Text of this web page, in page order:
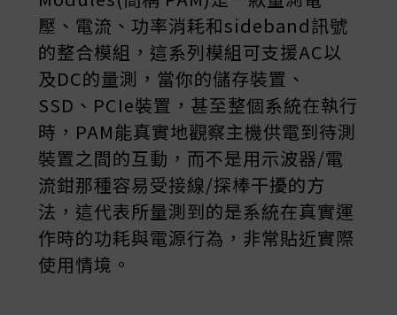
壓、電流、功率消耗和sideband訊號
的整合模組，這系列模組可支援AC以
及DC的量測，當你的儲存裝置、
SSD、PCIe裝置，甚至整個系統在執行
時，PAM能真實地觀察主機供電到待測
裝置之間的互動，而不是用示波器/電
流鉗那種容易受接線/探棒干擾的方
法，這代表所量測到的是系統在真實運
作時的功耗與電源行為，非常貼近實際
使用情境。